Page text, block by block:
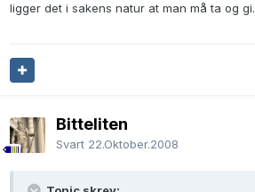
ligger det i sakens natur at man må ta og gi.
Bitteliten
Svart 22.Oktober.2008